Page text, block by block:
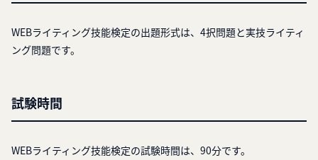
WEBライティング技能検定の出題形式は、4択問題と実技ライティ
ング問題です。
試験時間
WEBライティング技能検定の試験時間は、90分です。